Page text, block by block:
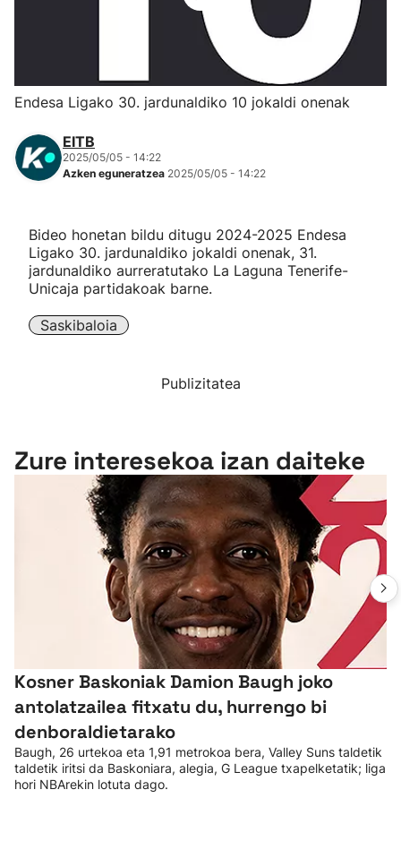
Atletismoa
Mendi-lasterketak
Kirol gehiago
"Helmuga"
Endesa Ligako 30. jardunaldiko 10 jokaldi onenak
EITB
2025/05/05 - 14:22
Azken eguneratzea 2025/05/05 - 14:22
Bideo honetan bildu ditugu 2024-2025 Endesa
Ligako 30. jardunaldiko jokaldi onenak, 31.
jardunaldiko aurreratutako La Laguna Tenerife-
Unicaja partidakoak barne.
Saskibaloia
Publizitatea
Zure interesekoa izan daiteke
Kosner Baskoniak Damion Baugh joko
antolatzailea fitxatu du, hurrengo bi
denboraldietarako
Baugh, 26 urtekoa eta 1,91 metrokoa bera, Valley Suns taldetik
taldetik iritsi da Baskoniara, alegia, G League txapelketatik; liga
hori NBArekin lotuta dago.